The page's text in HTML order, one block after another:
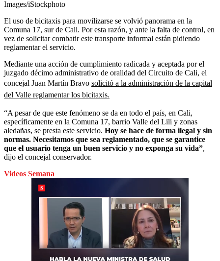
Images/iStockphoto
El uso de bicitaxis para movilizarse se volvió panorama en la
Comuna 17, sur de Cali. Por esta razón, y ante la falta de control, en
vez de solicitar combatir este transporte informal están pidiendo
reglamentar el servicio.
Mediante una acción de cumplimiento radicada y aceptada por el
juzgado décimo administrativo de oralidad del Circuito de Cali, el
concejal Juan Martín Bravo solicitó a la administración de la capital
del Valle reglamentar los bicitaxis.
“A pesar de que este fenómeno se da en todo el país, en Cali,
específicamente en la Comuna 17, barrio Valle del Lili y zonas
aledañas, se presta este servicio. Hoy se hace de forma ilegal y sin
normas. Necesitamos que sea reglamentado, que se garantice
que el usuario tenga un buen servicio y no exponga su vida”,
dijo el concejal conservador.
Videos Semana